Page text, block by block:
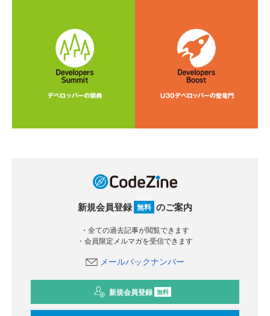
新規会員登録 無料 のご案内
・全ての過去記事が閲覧できます
・会員限定メルマガを受信できます
メールバックナンバー
新規会員登録 無料